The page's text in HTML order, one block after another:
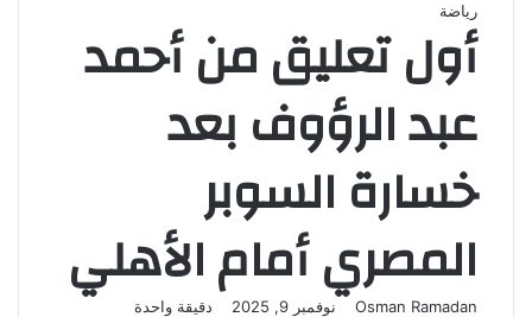
رياضة
أول تعليق من أحمد
عبد الرؤوف بعد
خسارة السوبر
المصري أمام الأهلي
Osman Ramadan
أرسل
نوفمبر 9, 2025
دقيقة واحدة